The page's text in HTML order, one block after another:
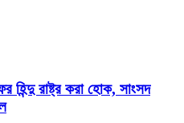
হিন্দু রাষ্ট্র করা হোক, সাংসদ